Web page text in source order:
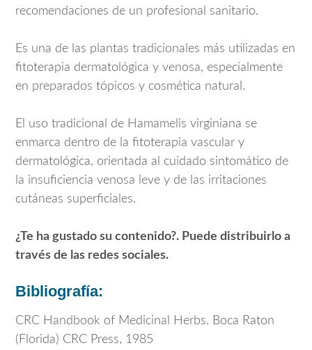
recomendaciones de un profesional sanitario.
Es una de las plantas tradicionales más utilizadas en
fitoterapia dermatológica y venosa, especialmente
en preparados tópicos y cosmética natural.
El uso tradicional de Hamamelis virginiana se
enmarca dentro de la fitoterapia vascular y
dermatológica, orientada al cuidado sintomático de
la insuficiencia venosa leve y de las irritaciones
cutáneas superficiales.
¿Te ha gustado su contenido?. Puede distribuirlo a
través de las redes sociales.
Bibliografía:
CRC Handbook of Medicinal Herbs. Boca Raton
(Florida) CRC Press, 1985